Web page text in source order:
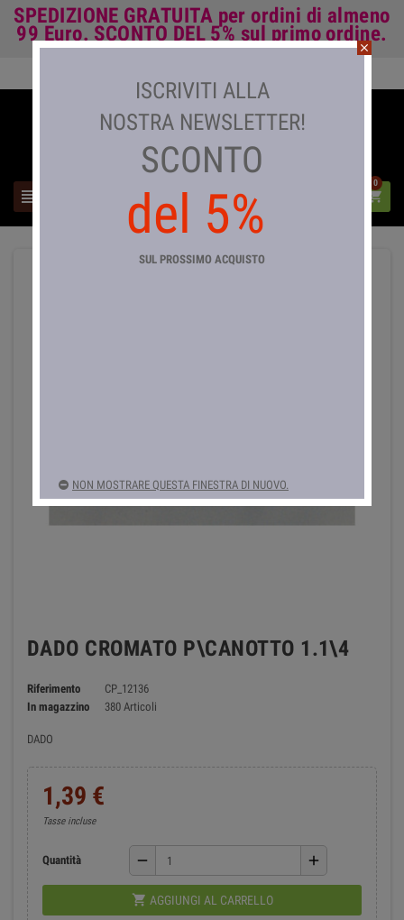
SPEDIZIONE GRATUITA per ordini di almeno
99 Euro. SCONTO DEL 5% sul primo ordine.
 
0
DADO CROMATO P\CANOTTO 1.1\4
Riferimento
CP_12136
In magazzino
380 Articoli
DADO
1,39 €
Tasse incluse
Quantità remove add
 AGGIUNGI AL CARRELLO
close
ISCRIVITI ALLA
NOSTRA NEWSLETTER!
SCONTO
del 5%
SUL PROSSIMO ACQUISTO
NON MOSTRARE QUESTA FINESTRA DI NUOVO.